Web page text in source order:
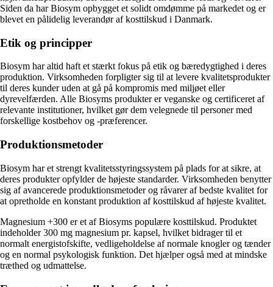
Siden da har Biosym opbygget et solidt omdømme på markedet og er
blevet en pålidelig leverandør af kosttilskud i Danmark.
Etik og principper
Biosym har altid haft et stærkt fokus på etik og bæredygtighed i deres
produktion. Virksomheden forpligter sig til at levere kvalitetsprodukter
til deres kunder uden at gå på kompromis med miljøet eller
dyrevelfærden. Alle Biosyms produkter er veganske og certificeret af
relevante institutioner, hvilket gør dem velegnede til personer med
forskellige kostbehov og -præferencer.
Produktionsmetoder
Biosym har et strengt kvalitetsstyringssystem på plads for at sikre, at
deres produkter opfylder de højeste standarder. Virksomheden benytter
sig af avancerede produktionsmetoder og råvarer af bedste kvalitet for
at opretholde en konstant produktion af kosttilskud af højeste kvalitet.
Magnesium +300 er et af Biosyms populære kosttilskud. Produktet
indeholder 300 mg magnesium pr. kapsel, hvilket bidrager til et
normalt energistofskifte, vedligeholdelse af normale knogler og tænder
og en normal psykologisk funktion. Det hjælper også med at mindske
træthed og udmattelse.